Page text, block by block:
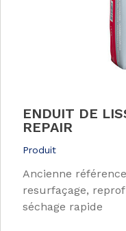
ENDUIT DE
REPAIR
Produit
Ancienne
resurfaçage,
séchage rapide